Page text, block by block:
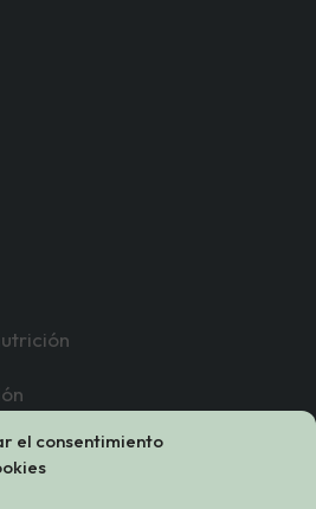
el consentimiento